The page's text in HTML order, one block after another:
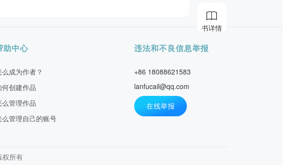
书详情
助中心
么成为作者？
何创建作品
么管理作品
么管理自己的账号
违法和不良信息举报
+86 18088621583
lanfucail@qq.com
在线举报
所有